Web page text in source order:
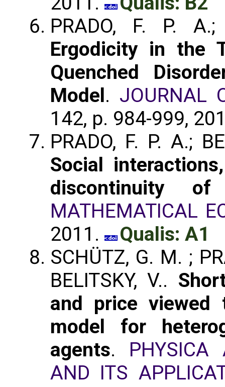
PRADO, F. P.
Ergodicity in the
Quenched
Model. JOURNAL
142, p. 984-999,
PRADO, F. P. A.;
Social
discontinuity of
MATHEMATICAL
2011.
Qualis: A1
SCHÜTZ, G. M. ;
BELITSKY, V..
and price viewed
model for
agents. PHYSICA
AND ITS